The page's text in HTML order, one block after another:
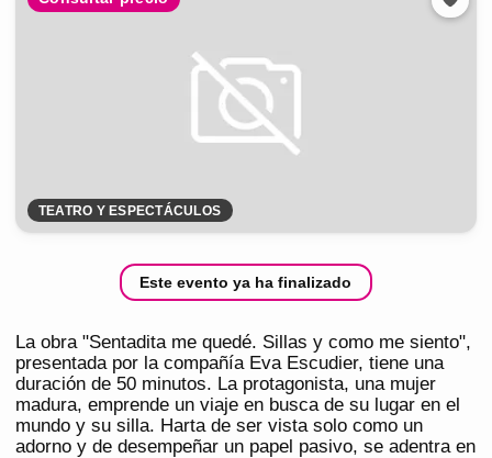
TEATRO Y ESPECTÁCULOS
Este evento ya ha finalizado
La obra "Sentadita me quedé. Sillas y como me siento",
presentada por la compañía Eva Escudier, tiene una
duración de 50 minutos. La protagonista, una mujer
madura, emprende un viaje en busca de su lugar en el
mundo y su silla. Harta de ser vista solo como un
adorno y de desempeñar un papel pasivo, se adentra en